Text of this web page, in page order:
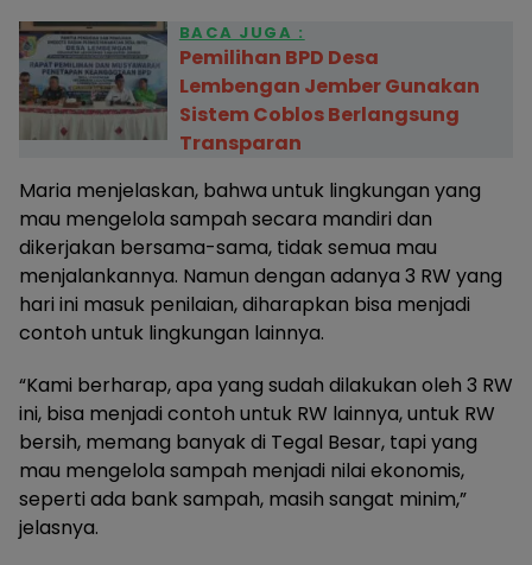
BACA JUGA :
Pemilihan BPD Desa
Lembengan Jember Gunakan
Sistem Coblos Berlangsung
Transparan
Maria menjelaskan, bahwa untuk lingkungan yang
mau mengelola sampah secara mandiri dan
dikerjakan bersama-sama, tidak semua mau
menjalankannya. Namun dengan adanya 3 RW yang
hari ini masuk penilaian, diharapkan bisa menjadi
contoh untuk lingkungan lainnya.
“Kami berharap, apa yang sudah dilakukan oleh 3 RW
ini, bisa menjadi contoh untuk RW lainnya, untuk RW
bersih, memang banyak di Tegal Besar, tapi yang
mau mengelola sampah menjadi nilai ekonomis,
seperti ada bank sampah, masih sangat minim,”
jelasnya.